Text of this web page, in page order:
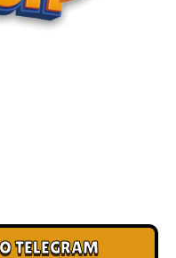
TELEGRAM